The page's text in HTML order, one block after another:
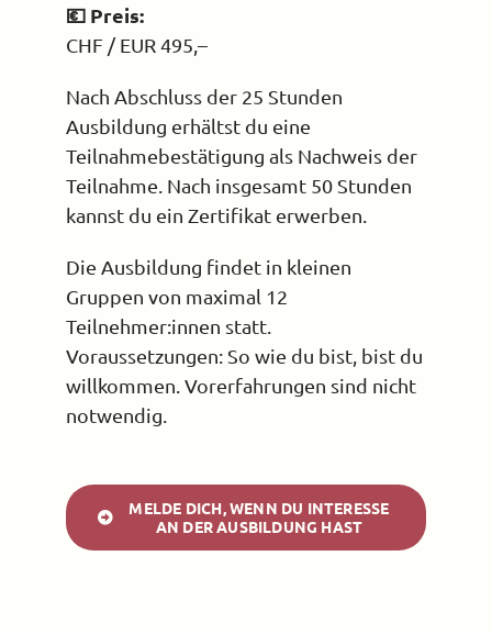
💶 Preis:
CHF / EUR 495,–
Nach Abschluss der 25 Stunden
Ausbildung erhältst du eine
Teilnahmebestätigung als Nachweis der
Teilnahme. Nach insgesamt 50 Stunden
kannst du ein Zertifikat erwerben.
Die Ausbildung findet in kleinen
Gruppen von maximal 12
Teilnehmer:innen statt.
Voraussetzungen: So wie du bist, bist du
willkommen. Vorerfahrungen sind nicht
notwendig.
MELDE DICH, WENN DU INTERESSE
AN DER AUSBILDUNG HAST